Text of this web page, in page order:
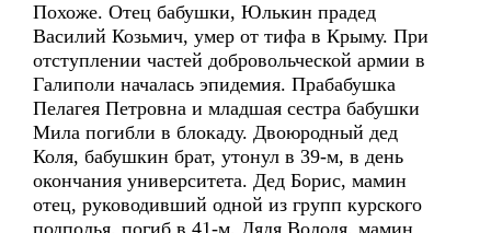
Похоже. Отец бабушки, Юлькин прадед
Василий Козьмич, умер от тифа в Крыму. При
отступлении частей добровольческой армии в
Галиполи началась эпидемия. Прабабушка
Пелагея Петровна и младшая сестра бабушки
Мила погибли в блокаду. Двоюродный дед
Коля, бабушкин брат, утонул в 39-м, в день
окончания университета. Дед Борис, мамин
отец, руководивший одной из групп курского
подполья, погиб в 41-м. Дядя Володя, мамин